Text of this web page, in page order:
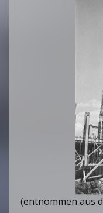
(entnommen aus